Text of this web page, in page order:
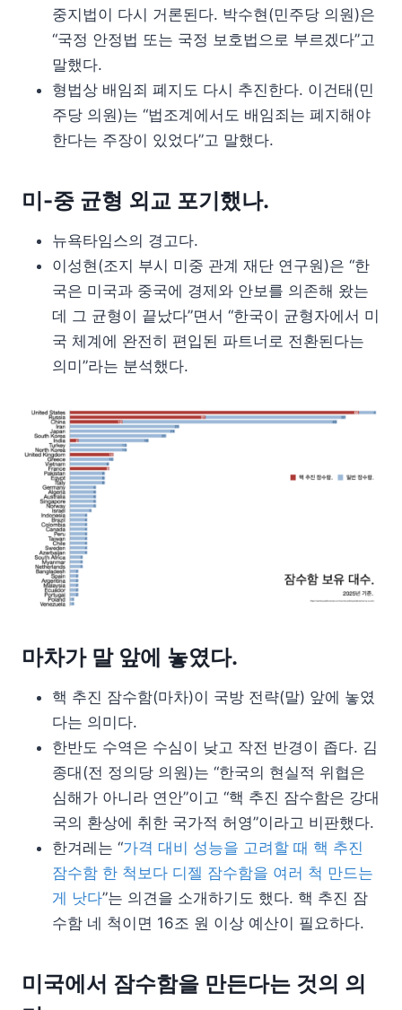
중지법이 다시 거론된다. 박수현(민주당 의원)은
“국정 안정법 또는 국정 보호법으로 부르겠다”고
말했다.
형법상 배임죄 폐지도 다시 추진한다. 이건태(민
주당 의원)는 “법조계에서도 배임죄는 폐지해야
한다는 주장이 있었다”고 말했다.
미-중 균형 외교 포기했나.
뉴욕타임스의 경고다.
이성현(조지 부시 미중 관계 재단 연구원)은 “한
국은 미국과 중국에 경제와 안보를 의존해 왔는
데 그 균형이 끝났다”면서 “한국이 균형자에서 미
국 체계에 완전히 편입된 파트너로 전환된다는
의미”라는 분석했다.
마차가 말 앞에 놓였다.
핵 추진 잠수함(마차)이 국방 전략(말) 앞에 놓였
다는 의미다.
한반도 수역은 수심이 낮고 작전 반경이 좁다. 김
종대(전 정의당 의원)는 “한국의 현실적 위협은
심해가 아니라 연안”이고 “핵 추진 잠수함은 강대
국의 환상에 취한 국가적 허영”이라고 비판했다.
한겨레는 “가격 대비 성능을 고려할 때 핵 추진
잠수함 한 척보다 디젤 잠수함을 여러 척 만드는
게 낫다”는 의견을 소개하기도 했다. 핵 추진 잠
수함 네 척이면 16조 원 이상 예산이 필요하다.
미국에서 잠수함을 만든다는 것의 의